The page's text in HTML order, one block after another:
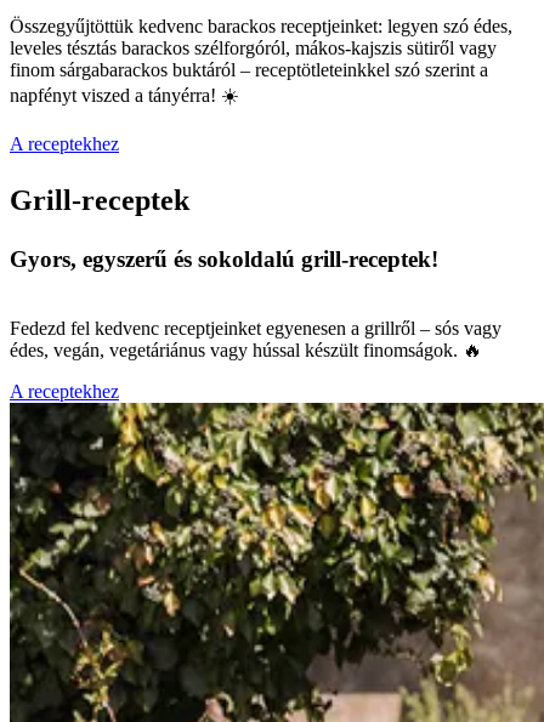
Összegyűjtöttük kedvenc barackos receptjeinket: legyen szó édes,
leveles tésztás barackos szélforgóról, mákos-kajszis sütiről vagy
finom sárgabarackos buktáról – receptötleteinkkel szó szerint a
napfényt viszed a tányérra! ☀️
A receptekhez
Grill-receptek
Gyors, egyszerű és sokoldalú grill-receptek!
Fedezd fel kedvenc receptjeinket egyenesen a grillről – sós vagy
édes, vegán, vegetáriánus vagy hússal készült finomságok. 🔥
A receptekhez